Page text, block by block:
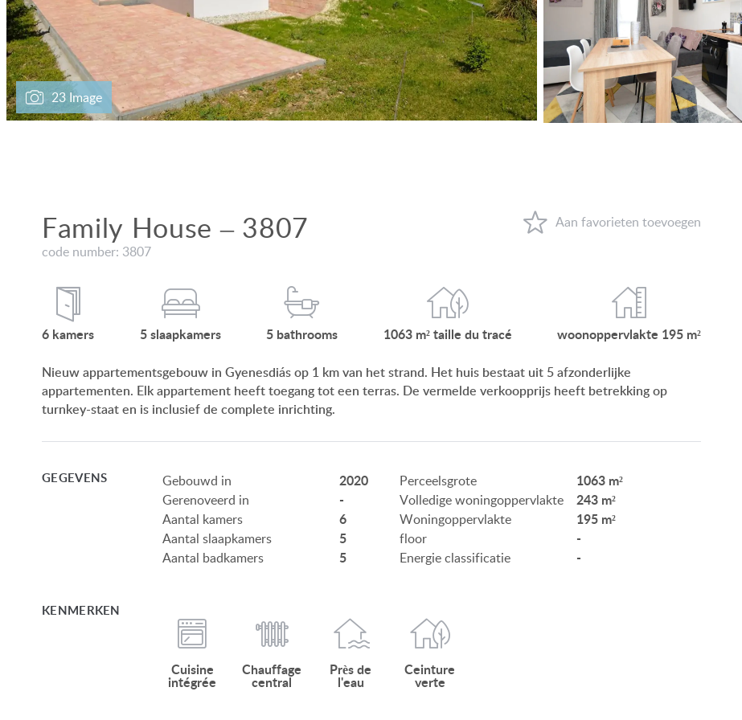
23 Image
Family House – 3807
code number: 3807
6 kamers 5slaapkamers 5 bathrooms 1063 m²taille du tracé woonoppervlakte 195 m²
Nieuw appartementsgebouw in Gyenesdiás op 1 km van het strand. Het huis bestaat uit 5 afzonderlijke
appartementen. Elk appartement heeft toegang tot een terras. De vermelde verkoopprijs heeft betrekking op
turnkey-staat en is inclusief de complete inrichting.
GEGEVENS Gebouwd in 2020
Gerenoveerd in -
Aantal kamers 6
Aantal slaapkamers 5
Aantal badkamers 5
Perceelsgrote 1063 m²
Volledige woningoppervlakte 243 m²
Woningoppervlakte 195 m²
floor -
Energie classificatie -
KENMERKEN
Cuisine
intégrée
Chauffage
central
Près de
l'eau
Ceinture
verte
VIEW ON LAKE BALATON
NEAR THE THERMAL BATH
SWIMMING-POOL
NEW FAMILY HOUSE
WAAROM HONGARIJE
CONTACT
ONZE SERVICE
GEBRUIKSEIGENDOM
IMPRESSUM